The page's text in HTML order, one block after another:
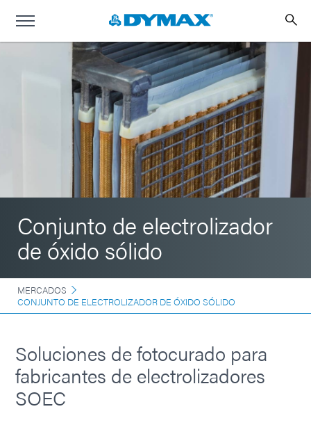
Conjunto de electrolizador
de óxido sólido
MERCADOS
CONJUNTO DE ELECTROLIZADOR DE ÓXIDO SÓLIDO
Soluciones de fotocurado para
fabricantes de electrolizadores
SOEC